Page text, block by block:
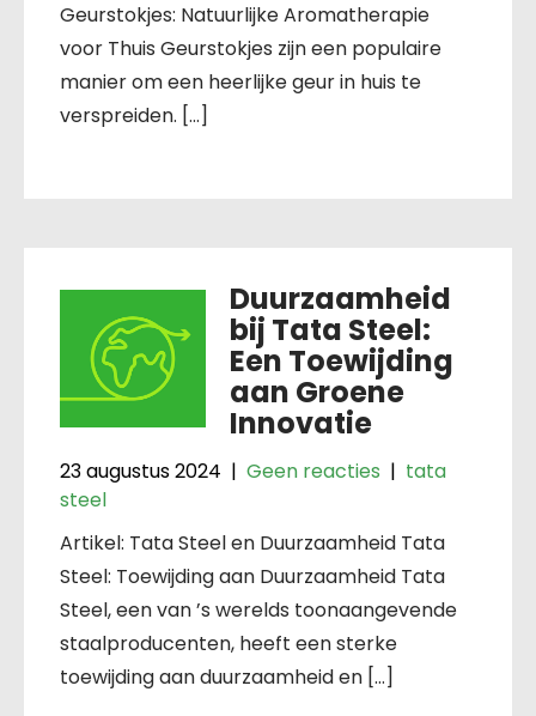
Geurstokjes: Natuurlijke Aromatherapie
voor Thuis Geurstokjes zijn een populaire
manier om een heerlijke geur in huis te
verspreiden. […]
Duurzaamheid
bij Tata Steel:
Een Toewijding
aan Groene
Innovatie
23 augustus 2024 | Geen reacties | tata
steel
Artikel: Tata Steel en Duurzaamheid Tata
Steel: Toewijding aan Duurzaamheid Tata
Steel, een van ’s werelds toonaangevende
staalproducenten, heeft een sterke
toewijding aan duurzaamheid en […]